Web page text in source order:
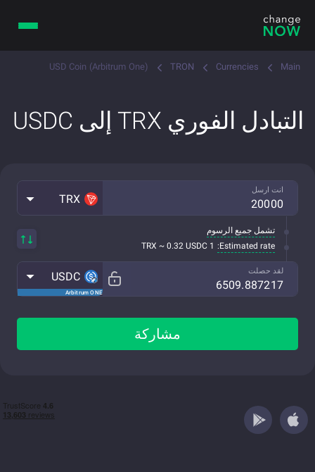
Main
Currencies
TRON
USD Coin (Arbitrum One)
التبادل الفوري TRX إلى USDC
انت ارسل
TRX
تشمل جميع الرسوم
Estimated rate:
1 TRX ~ 0.32 USDC
لقد حصلت
Arbitrum ONE
USDC
مشاركة